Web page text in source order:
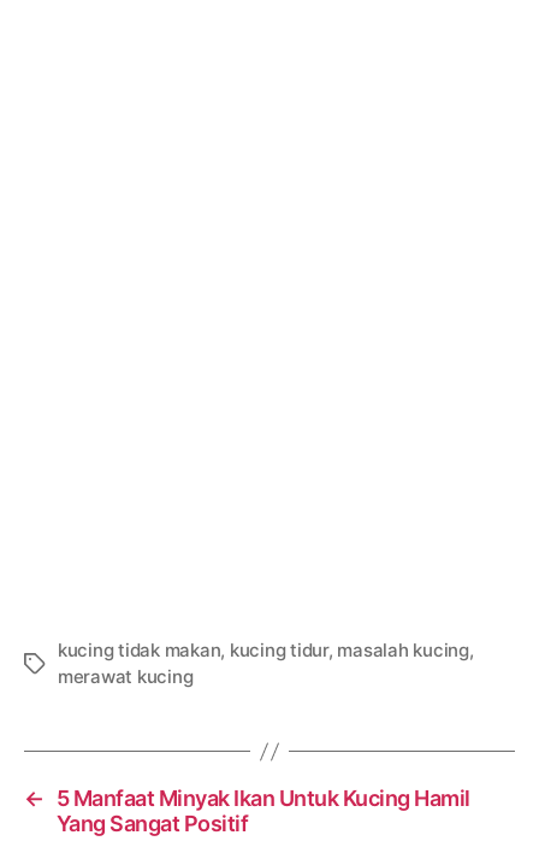
Tags
kucing tidak makan, kucing tidur, masalah kucing,
merawat kucing
←
5 Manfaat Minyak Ikan Untuk Kucing Hamil
Yang Sangat Positif